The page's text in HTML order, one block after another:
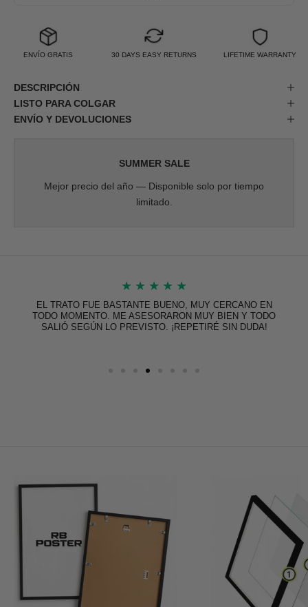
ENVÍO GRATIS 30 DAYS EASY RETURNS LIFETIME WARRANTY
DESCRIPCIÓN
LISTO PARA COLGAR
ENVÍO Y DEVOLUCIONES
SUMMER SALE
Mejor precio del año — Disponible solo por tiempo
limitado.
★ ★ ★ ★ ★
EL TRATO FUE BASTANTE BUENO, MUY CERCANO EN
TODO MOMENTO. ME ASESORARON MUY BIEN Y TODO
SALIÓ SEGÚN LO PREVISTO. ¡REPETIRÉ SIN DUDA!